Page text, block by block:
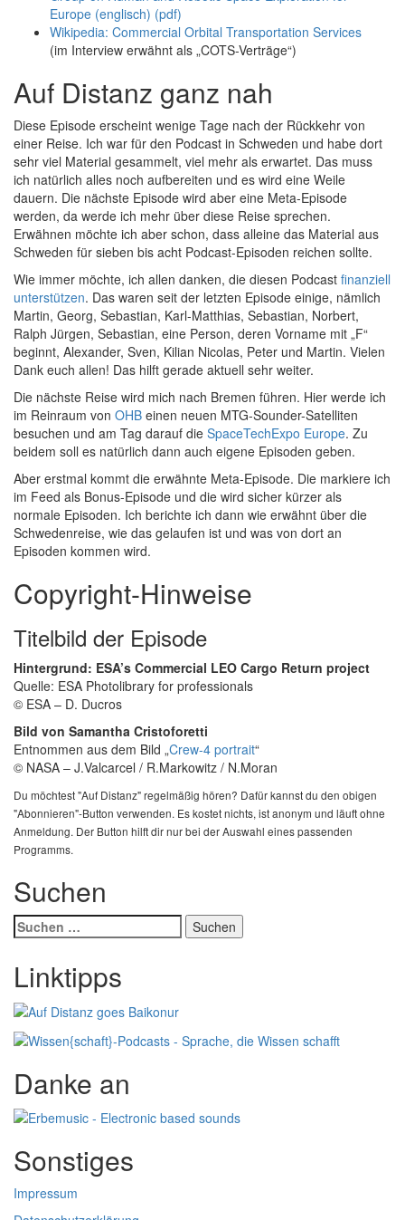
Europe (englisch) (pdf)
Wikipedia: Commercial Orbital Transportation Services
(im Interview erwähnt als „COTS-Verträge“)
Auf Distanz ganz nah
Diese Episode erscheint wenige Tage nach der Rückkehr von
einer Reise. Ich war für den Podcast in Schweden und habe dort
sehr viel Material gesammelt, viel mehr als erwartet. Das muss
ich natürlich alles noch aufbereiten und es wird eine Weile
dauern. Die nächste Episode wird aber eine Meta-Episode
werden, da werde ich mehr über diese Reise sprechen.
Erwähnen möchte ich aber schon, dass alleine das Material aus
Schweden für sieben bis acht Podcast-Episoden reichen sollte.
Wie immer möchte, ich allen danken, die diesen Podcast finanziell
unterstützen. Das waren seit der letzten Episode einige, nämlich
Martin, Georg, Sebastian, Karl-Matthias, Sebastian, Norbert,
Ralph Jürgen, Sebastian, eine Person, deren Vorname mit „F“
beginnt, Alexander, Sven, Kilian Nicolas, Peter und Martin. Vielen
Dank euch allen! Das hilft gerade aktuell sehr weiter.
Die nächste Reise wird mich nach Bremen führen. Hier werde ich
im Reinraum von OHB einen neuen MTG-Sounder-Satelliten
besuchen und am Tag darauf die SpaceTechExpo Europe. Zu
beidem soll es natürlich dann auch eigene Episoden geben.
Aber erstmal kommt die erwähnte Meta-Episode. Die markiere ich
im Feed als Bonus-Episode und die wird sicher kürzer als
normale Episoden. Ich berichte ich dann wie erwähnt über die
Schwedenreise, wie das gelaufen ist und was von dort an
Episoden kommen wird.
Copyright-Hinweise
Titelbild der Episode
Hintergrund: ESA’s Commercial LEO Cargo Return project
Quelle: ESA Photolibrary for professionals
© ESA – D. Ducros
Bild von Samantha Cristoforetti
Entnommen aus dem Bild „Crew-4 portrait“
© NASA – J.Valcarcel / R.Markowitz / N.Moran
Du möchtest "Auf Distanz" regelmäßig hören? Dafür kannst du den obigen
"Abonnieren"-Button verwenden. Es kostet nichts, ist anonym und läuft ohne
Anmeldung. Der Button hilft dir nur bei der Auswahl eines passenden
Programms.
Suchen
Suchen
nach:
Linktipps
Danke an
Sonstiges
Impressum